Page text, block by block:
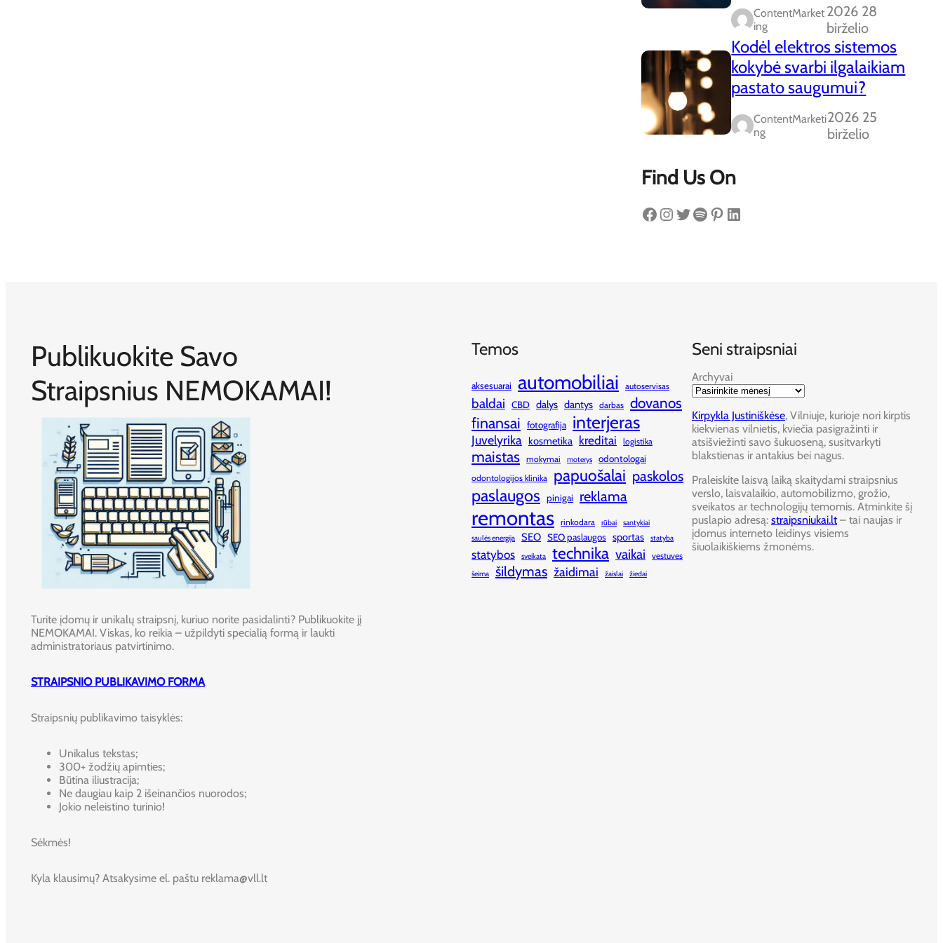
ContentMarket
Ing
2026 28
birželio
Kodėl elektros sistemos
kokybė svarbi ilgalaikiam
pastato saugumui?
ContentMarketi
Ng
2026 25
birželio
Find Us On
Facebook Instagram Twitter Spotify Pinterest LinkedIn
Publikuokite Savo
Straipsnius NEMOKAMAI!
Turite įdomų ir unikalų straipsnį, kuriuo norite pasidalinti? Publikuokite jį
NEMOKAMAI. Viskas, ko reikia – užpildyti specialią formą ir laukti
administratoriaus patvirtinimo.
STRAIPSNIO PUBLIKAVIMO FORMA
Straipsnių publikavimo taisyklės:
Unikalus tekstas;
300+ žodžių apimties;
Būtina iliustracija;
Ne daugiau kaip 2 išeinančios nuorodos;
Jokio neleistino turinio!
Sėkmės!
Kyla klausimų? Atsakysime el. paštu reklama@vll.lt
Temos
aksesuarai automobiliai autoservisas
baldai CBD dalys dantys darbas dovanos
finansai fotografija interjeras
Juvelyrika kosmetika kreditai logistika
maistas mokymai moterys odontologai
odontologijos klinika papuošalai paskolos
paslaugos pinigai reklama
remontas rinkodara rūbai
santykiai
saulės energija
SEO SEO paslaugos sportas statyba
statybos sveikata technika vaikai vestuves
šeima šildymas žaidimai žaislai žiedai
Seni straipsniai
Archyvai
Kirpykla Justiniškėse, Vilniuje, kurioje nori kirptis
kiekvienas vilnietis, kviečia pasigražinti ir
atsišviežinti savo šukuoseną, susitvarkyti
blakstienas ir antakius bei nagus.
Praleiskite laisvą laiką skaitydami straipsnius
verslo, laisvalaikio, automobilizmo, grožio,
sveikatos ar technologijų temomis. Atminkite šį
puslapio adresą: straipsniukai.lt– tai naujas ir
įdomus interneto leidinys visiems
šiuolaikiškiems žmonėms.